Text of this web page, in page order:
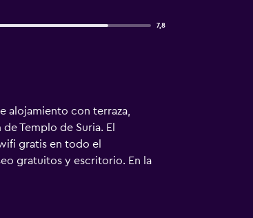
7,8
alojamiento con terraza,
Templo de Suria. El
gratis en todo el
gratuitos y escritorio. En la
En el alojamiento se puede
está a 60 km.